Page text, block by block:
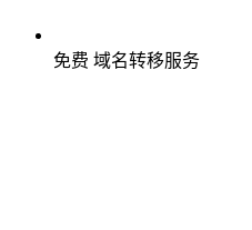
免费 域名转移服务